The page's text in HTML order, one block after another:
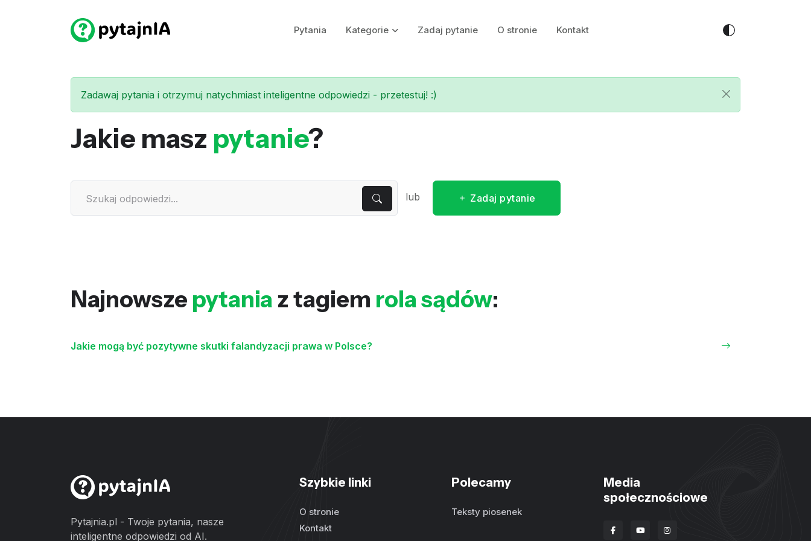
Pytania Kategorie Zadaj pytanie O stronie Kontakt
Zadawaj pytania i otrzymuj natychmiast inteligentne odpowiedzi - przetestuj! :)
Jakie masz pytanie?
lub Zadaj pytanie
Najnowsze pytania z tagiem rola sądów:
Jakie mogą być pozytywne skutki falandyzacji prawa w Polsce?
Pytajnia.pl - Twoje pytania, nasze
inteligentne odpowiedzi od AI.
Szybkie linki
O stronie
Kontakt
Polecamy
Teksty piosenek
Media
społecznościowe